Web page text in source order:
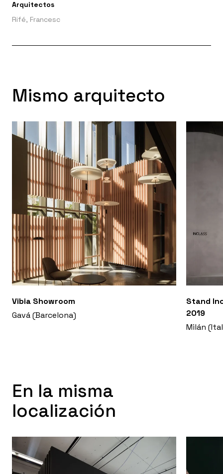
Arquitectos
Rifé, Francesc
Mismo arquitecto
Vibia Showroom
Gavá (Barcelona)
Stand
2019
Milán
En la misma
localización